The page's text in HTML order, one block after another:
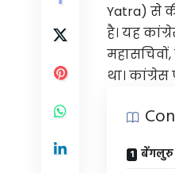
Yatra) से
है। यह
था।
बेंगलुरु